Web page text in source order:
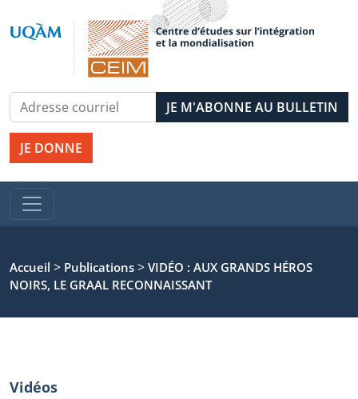
JE DONNE
Accueil > Publications > VIDÉO : AUX GRANDS HÉROS
NOIRS, LE GRAAL RECONNAISSANT
Vidéos